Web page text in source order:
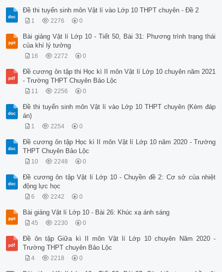
Đề thi tuyển sinh môn Vật lí vào Lớp 10 THPT chuyên - Đề 2
1 2276 0
Bài giảng Vật lí Lớp 10 - Tiết 50, Bài 31: Phương trình trạng thái
của khí lý tưởng
16 2272 0
Đề cương ôn tập thi Học kì II môn Vật lí Lớp 10 chuyên năm 2021
- Trường THPT Chuyên Bảo Lộc
11 2256 0
Đề thi tuyển sinh môn Vật lí vào Lớp 10 THPT chuyên (Kèm đáp
án)
1 2254 0
Đề cương ôn tập Học kì II môn Vật lí Lớp 10 năm 2020 - Trường
THPT Chuyên Bảo Lộc
10 2248 0
Đề cương ôn tập Vật lí Lớp 10 - Chuyền đề 2: Cơ sở của nhiệt
động lực học
6 2242 0
Bài giảng Vật lí Lớp 10 - Bài 26: Khúc xạ ánh sáng
45 2230 0
Đề ôn tập Giữa kì II môn Vật lí Lớp 10 chuyên Năm 2020 -
Trường THPT chuyên Bảo Lộc
4 2218 0